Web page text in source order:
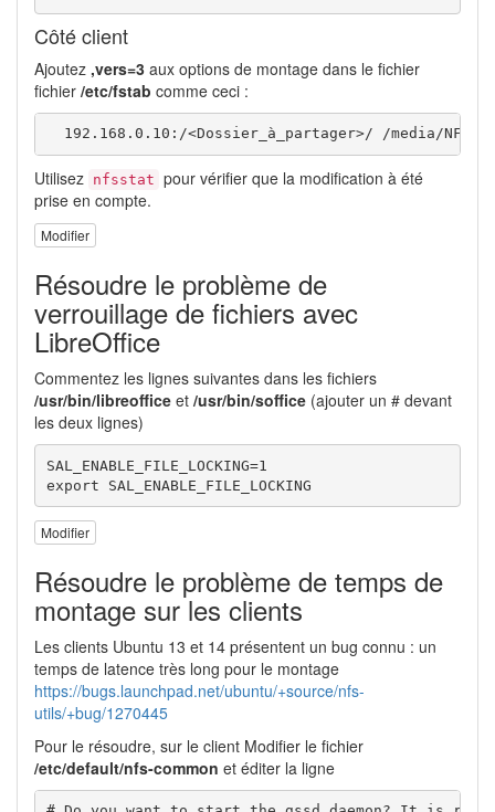
Côté client
Ajoutez ,vers=3 aux options de montage dans le fichier
fichier /etc/fstab comme ceci :
192.168.0.10:/<Dossier_à_partager>/ /media/NFS
Utilisez nfsstat pour vérifier que la modification à été
prise en compte.
Modifier
Résoudre le problème de
verrouillage de fichiers avec
LibreOffice
Commentez les lignes suivantes dans les fichiers
/usr/bin/libreoffice et /usr/bin/soffice (ajouter un # devant
les deux lignes)
SAL_ENABLE_FILE_LOCKING=1
export SAL_ENABLE_FILE_LOCKING
Modifier
Résoudre le problème de temps de
montage sur les clients
Les clients Ubuntu 13 et 14 présentent un bug connu : un
temps de latence très long pour le montage
https://bugs.launchpad.net/ubuntu/+source/nfs-
utils/+bug/1270445
Pour le résoudre, sur le client Modifier le fichier
/etc/default/nfs-common et éditer la ligne